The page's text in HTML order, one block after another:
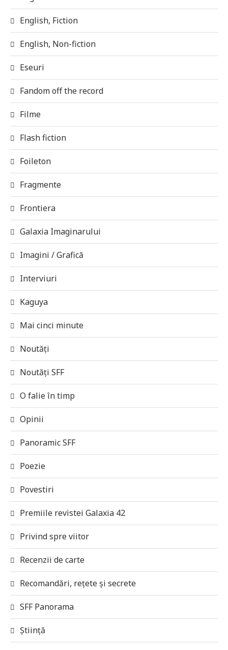
English, Fiction
English, Non-fiction
Eseuri
Fandom off the record
Filme
Flash fiction
Foileton
Fragmente
Frontiera
Galaxia Imaginarului
Imagini / Grafică
Interviuri
Kaguya
Mai cinci minute
Noutăți
Noutăți SFF
O falie în timp
Opinii
Panoramic SFF
Poezie
Povestiri
Premiile revistei Galaxia 42
Privind spre viitor
Recenzii de carte
Recomandări, rețete și secrete
SFF Panorama
Știință